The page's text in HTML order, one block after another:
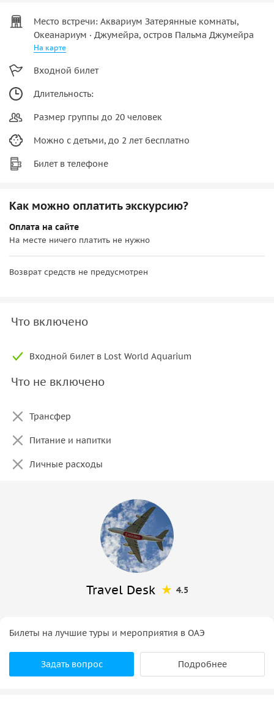
Место встречи: Аквариум Затерянные комнаты,
Океанариум · Джумейра, остров Пальма Джумейра
На карте
Входной билет
Длительность:
Размер группы до 20 человек
Можно с детьми, до 2 лет бесплатно
Билет в телефоне
Как можно оплатить экскурсию?
Оплата на сайте
На месте ничего платить не нужно
Возврат средств не предусмотрен
Что включено
Входной билет в Lost World Aquarium
Что не включено
Трансфер
Питание и напитки
Личные расходы
Travel Desk 4.5
Билеты на лучшие туры и мероприятия в ОАЭ
Задать вопрос Подробнее